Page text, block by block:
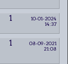
1
10-01-2024
14:37
1
08-09-2021
21:08